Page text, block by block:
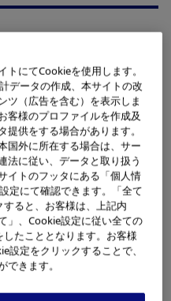
とで育ち、自然と医療の道
にてCookieを使用します。
データの作成、本サイトの改
ツ（広告を含む）を表示しま
客様のプロファイルを作成及
供をする場合があります。
国外に所在する場合は、サー
法に従い、データと取り扱う
イトのフッタにある「個人情
定にて確認できます。「全て
ると、お客様は、上記内
」、Cookie設定に従い全ての
たこととなります。お客様
設定をクリックすることで、
きます。